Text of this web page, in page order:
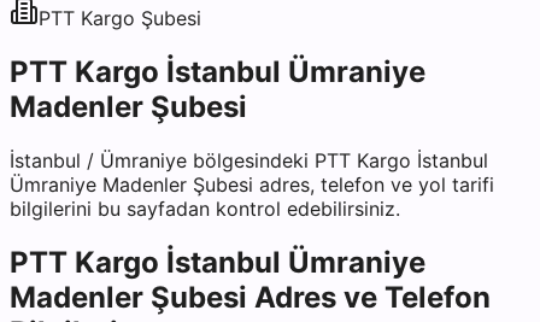
PTT Kargo Şubesi
PTT Kargo İstanbul Ümraniye
Madenler Şubesi
İstanbul / Ümraniye bölgesindeki PTT Kargo İstanbul
Ümraniye Madenler Şubesi adres, telefon ve yol tarifi
bilgilerini bu sayfadan kontrol edebilirsiniz.
PTT Kargo İstanbul Ümraniye
Madenler Şubesi Adres ve Telefon